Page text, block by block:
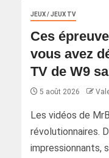
JEUX / JEUX TV
Ces
vous avez
TV de W9
5 août 2026
Les vidéos de
révolutionnaires.
impressionnants,